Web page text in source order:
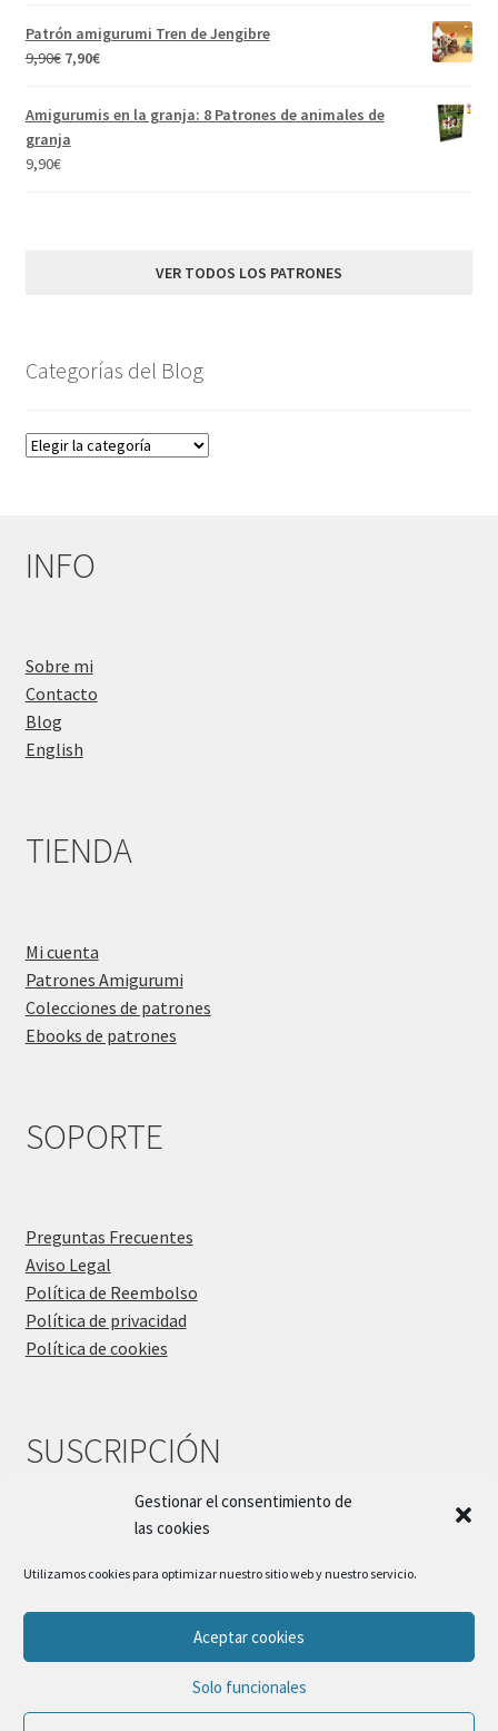
Gestionar el consentimiento de
las cookies
Utilizamos cookies para optimizar nuestro sitio web y nuestro servicio.
Aceptar cookies
Solo funcionales
Patrón amigurumi Tren de Jengibre
9,90€ El
original
7,90€El
actual
Amigurumis en la granja: 8 Patrones de animales de
granja
9,90€
VER TODOS LOS PATRONES
Categorías del Blog
Categorías
INFO
Sobre mi
Contacto
Blog
English
TIENDA
Mi cuenta
Patrones Amigurumi
Colecciones de patrones
Ebooks de patrones
SOPORTE
Preguntas Frecuentes
Aviso Legal
Política de Reembolso
Política de privacidad
Política de cookies
SUSCRIPCIÓN
© Sueños Blanditos 2026
Construido con WooCommerce